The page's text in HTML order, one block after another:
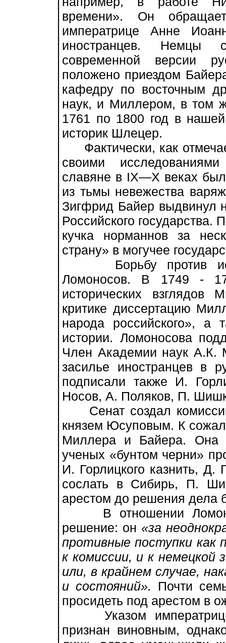
времени». Он
императрице Анне
иностранцев. Немцы
современной версии
положено приездом
кафедру по восточным
наук, и Миллером, в том
1761 по 1800 год в
историк Шлецер.
Фактически, как
своими
славяне в IX—X веках
из тьмы невежества
Зигфрид Байер выдвинул
Российского
кучка норманнов за
страну» в могучее
Борьбу против
Ломоносов. В 1749 -
исторических
критике диссертацию
народа российского», а
истории. Ломоносова
Член Академии наук А.К.
засилье иностранцев в
подписали также И.
Носов, А. Поляков, П.
Сенат создал
князем Юсуповым. К
Миллера и Байера. Она
ученых «бунтом черни»
И. Горлицкого казнить,
сослать в Сибирь, П.
арестом до решения дела
В отношении
решение: он «за
противные поступки
к комиссии, и к немецкой
или, в крайнем случае,
и состояний».
Почти
просидеть под арестом в
Указом
признан виновным,